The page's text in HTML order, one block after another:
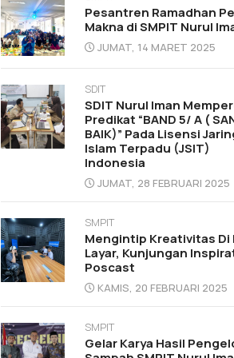
Pesantren Ramadhan
Makna di SMPIT Nurul
JUMAT, 14 MARET 2025
SDIT
SDIT Nurul Iman
Predikat “BAND 5/ A (
BAIK)” Pada Lisensi
Islam Terpadu (JSIT)
Indonesia
JUMAT, 28 FEBRUARI 2025
SMPIT
Mengintip Kreativitas Di
Layar, Kunjungan
Poscast
KAMIS, 20 FEBRUARI 2025
SMPIT
Gelar Karya Hasil